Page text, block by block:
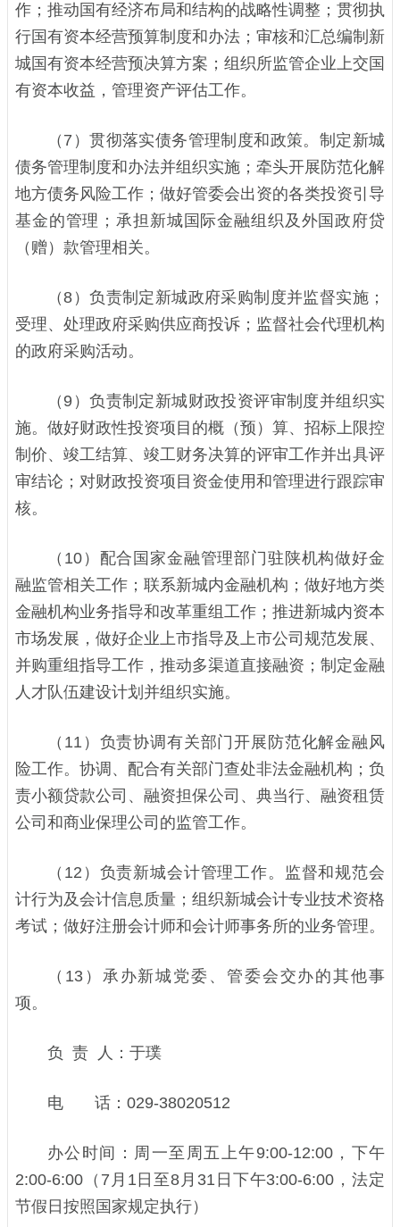
作；推动国有经济布局和结构的战略性调整；贯彻执
行国有资本经营预算制度和办法；审核和汇总编制新
城国有资本经营预决算方案；组织所监管企业上交国
有资本收益，管理资产评估工作。
（7）贯彻落实债务管理制度和政策。制定新城
债务管理制度和办法并组织实施；牵头开展防范化解
地方债务风险工作；做好管委会出资的各类投资引导
基金的管理；承担新城国际金融组织及外国政府贷
（赠）款管理相关。
（8）负责制定新城政府采购制度并监督实施；
受理、处理政府采购供应商投诉；监督社会代理机构
的政府采购活动。
（9）负责制定新城财政投资评审制度并组织实
施。做好财政性投资项目的概（预）算、招标上限控
制价、竣工结算、竣工财务决算的评审工作并出具评
审结论；对财政投资项目资金使用和管理进行跟踪审
核。
（10）配合国家金融管理部门驻陕机构做好金
融监管相关工作；联系新城内金融机构；做好地方类
金融机构业务指导和改革重组工作；推进新城内资本
市场发展，做好企业上市指导及上市公司规范发展、
并购重组指导工作，推动多渠道直接融资；制定金融
人才队伍建设计划并组织实施。
（11）负责协调有关部门开展防范化解金融风
险工作。协调、配合有关部门查处非法金融机构；负
责小额贷款公司、融资担保公司、典当行、融资租赁
公司和商业保理公司的监管工作。
（12）负责新城会计管理工作。监督和规范会
计行为及会计信息质量；组织新城会计专业技术资格
考试；做好注册会计师和会计师事务所的业务管理。
（13）承办新城党委、管委会交办的其他事
项。
负 责 人：于璞
电 话：029-38020512
办公时间：周一至周五上午9:00-12:00，下午
2:00-6:00（7月1日至8月31日下午3:00-6:00，法定
节假日按照国家规定执行）